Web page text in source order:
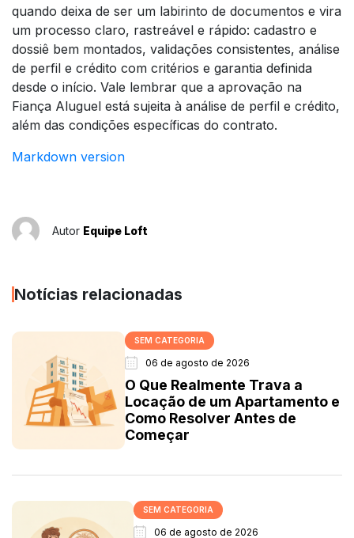
quando deixa de ser um labirinto de documentos e vira
um processo claro, rastreável e rápido: cadastro e
dossiê bem montados, validações consistentes, análise
de perfil e crédito com critérios e garantia definida
desde o início. Vale lembrar que a aprovação na
Fiança Aluguel está sujeita à análise de perfil e crédito,
além das condições específicas do contrato.
Markdown version
Autor Equipe Loft
Notícias relacionadas
SEM CATEGORIA
06 de agosto de 2026
O Que Realmente Trava a
Locação de um Apartamento e
Como Resolver Antes de
Começar
SEM CATEGORIA
06 de agosto de 2026